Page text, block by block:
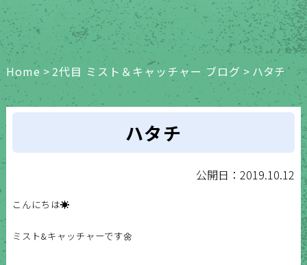
Home > 2代目 ミスト＆キャッチャー ブログ > ハタチ
ハタチ
公開日：2019.10.12
こんにちは☀️
ミスト&キャッチャーです🌼